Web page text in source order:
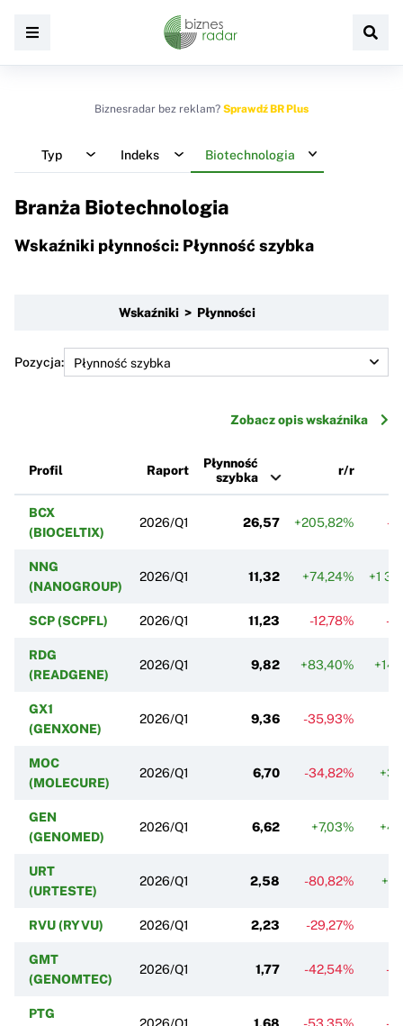
Biznesradar bez reklam? Sprawdź BR Plus
Typ Indeks Biotechnologia
Branża Biotechnologia
Wskaźniki płynności: Płynność szybka
Wskaźniki > Płynności
Pozycja:
Zobacz opis wskaźnika
Profil Raport
Płynność
szybka
r/r
BCX
(BIOCELTIX)
2026/Q1 26,57 +205,82% -
NNG
(NANOGROUP)
2026/Q1 11,32 +74,24% +1
SCP (SCPFL) 2026/Q1 11,23 -12,78% -
RDG
(READGENE)
2026/Q1 9,82 +83,40%
GX1
(GENXONE)
2026/Q1 9,36 -35,93%
MOC
(MOLECURE)
2026/Q1 6,70 -34,82%
GEN
(GENOMED)
2026/Q1 6,62 +7,03%
URT
(URTESTE)
2026/Q1 2,58 -80,82%
RVU (RYVU) 2026/Q1 2,23 -29,27%
GMT
(GENOMTEC)
2026/Q1 1,77 -42,54% -
PTG
2026/Q1 1,68 -53,35% -